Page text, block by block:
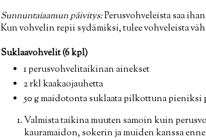
Sunnuntaiaamun päivitys:Perusvohveleista saa
Kun vohvelin repii sydämiksi, tulee vohveleista
Suklaavohvelit (6 kpl)
1 perusvohvelitaikinan ainekset
2 rkl kaakaojauhetta
50 g maidotonta suklaata pilkottuna pieniksi
Valmista taikina muuten samoin kuin
kauramaidon, sokerin ja muiden kanssa